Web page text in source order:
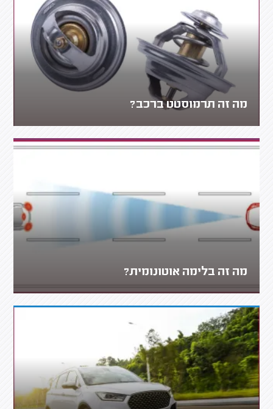
מה זה תרמוסטט ברכב?
מה זה בלימה אוטונומית?